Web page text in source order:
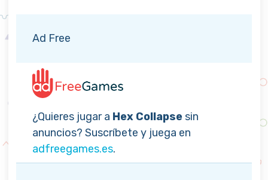
Ad Free
¿Quieres jugar a Hex Collapsesin
anuncios? Suscríbete y juega en
adfreegames.es.